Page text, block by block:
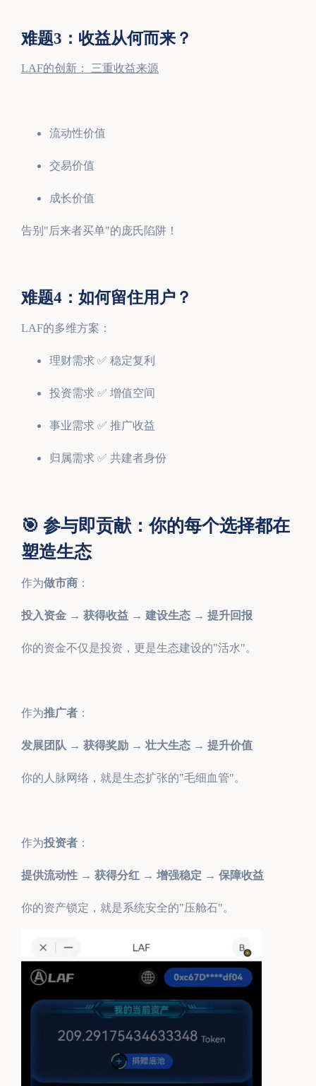
难题3：收益从何而来？
LAF的创新： 三重收益来源
流动性价值
交易价值
成长价值
告别"后来者买单"的庞氏陷阱！
难题4：如何留住用户？
LAF的多维方案：
理财需求 ✅ 稳定复利
投资需求 ✅ 增值空间
事业需求 ✅ 推广收益
归属需求 ✅ 共建者身份
🎯 参与即贡献：你的每个选择都在
塑造生态
作为做市商 ：
投入资金 → 获得收益 → 建设生态 → 提升回报
你的资金不仅是投资，更是生态建设的"活水"。
作为推广者 ：
发展团队 → 获得奖励 → 壮大生态 → 提升价值
你的人脉网络，就是生态扩张的"毛细血管"。
作为投资者 ：
提供流动性 → 获得分红 → 增强稳定 → 保障收益
你的资产锁定，就是系统安全的"压舱石"。